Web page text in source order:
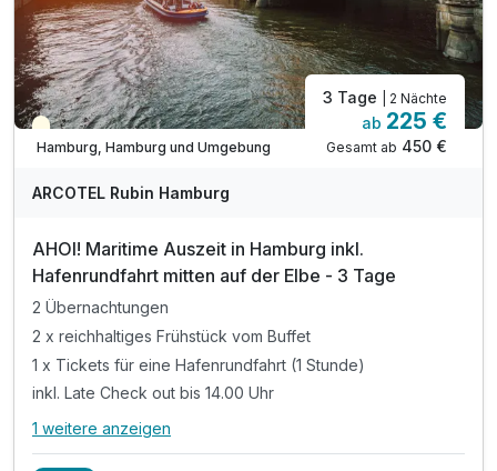
Teilweise ausgelastet
Hamburg, Hamburg und Umgebung
3 Tage | 2 Nächte
ab 225 €
Gesamt ab 450 €
ARCOTEL Rubin Hamburg
AHOI! Maritime Auszeit in Hamburg inkl.
Hafenrundfahrt mitten auf der Elbe - 3 Tage
2 Übernachtungen
2 x reichhaltiges Frühstück vom Buffet
1 x Tickets für eine Hafenrundfahrt (1 Stunde)
inkl. Late Check out bis 14.00 Uhr
Alle Inklusivleistungen
1 weitere anzeigen